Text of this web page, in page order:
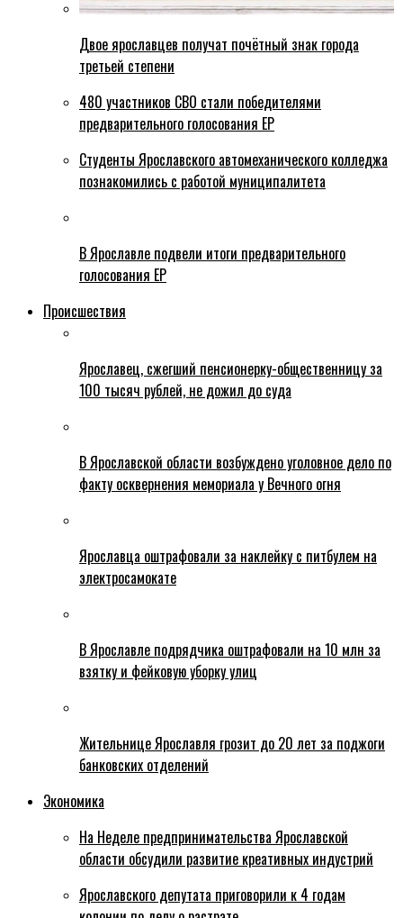
Двое ярославцев получат почётный знак города
третьей степени
480 участников СВО стали победителями
предварительного голосования ЕР
Студенты Ярославского автомеханического колледжа
познакомились с работой муниципалитета
В Ярославле подвели итоги предварительного
голосования ЕР
Происшествия
Ярославец, сжегший пенсионерку-общественницу за
100 тысяч рублей, не дожил до суда
В Ярославской области возбуждено уголовное дело по
факту осквернения мемориала у Вечного огня
Ярославца оштрафовали за наклейку с питбулем на
электросамокате
В Ярославле подрядчика оштрафовали на 10 млн за
взятку и фейковую уборку улиц
Жительнице Ярославля грозит до 20 лет за поджоги
банковских отделений
Экономика
На Неделе предпринимательства Ярославской
области обсудили развитие креативных индустрий
Ярославского депутата приговорили к 4 годам